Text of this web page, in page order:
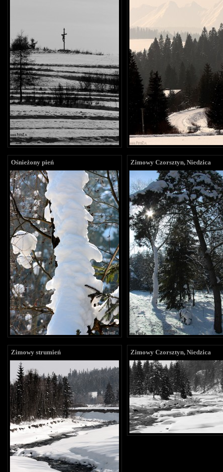
Ośnieżony pień Zimowy Czorsztyn, Niedzica
Zimowy strumień Zimowy Czorsztyn, Niedzica